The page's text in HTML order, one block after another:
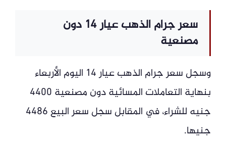
سعر جرام الذهب عيار 14 دون
مصنعية
وسجل سعر جرام الذهب عيار 14 اليوم الأربعاء
بنهاية التعاملات المسائية دون مصنعية 4400
جنيه للشراء، في المقابل سجل سعر البيع 4486
جنيها.